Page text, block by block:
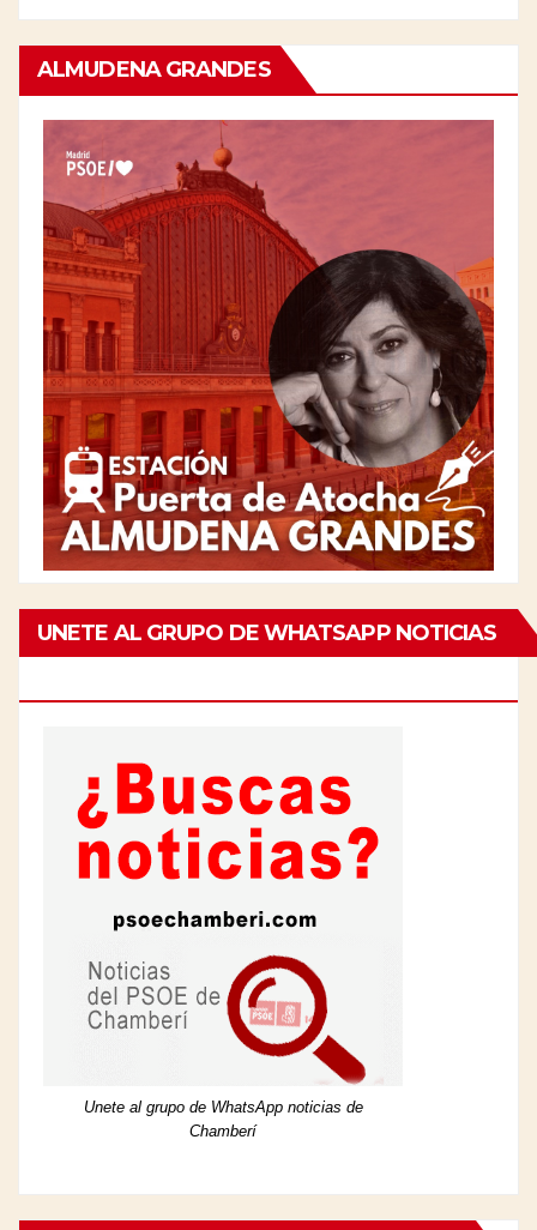
ALMUDENA GRANDES
UNETE AL GRUPO DE WHATSAPP NOTICIAS
Unete al grupo de WhatsApp noticias de
Chamberí